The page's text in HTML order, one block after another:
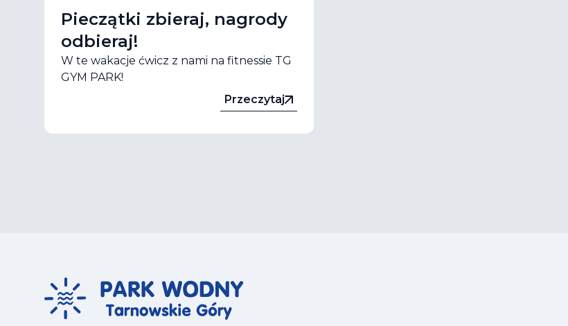
Pieczątki zbieraj, nagrody
odbieraj!
W te wakacje ćwicz z nami na fitnessie TG
GYM PARK!
Przeczytaj